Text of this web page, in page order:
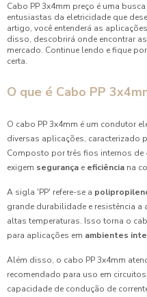
Cabo PP 3x4mm preço é uma
entusiastas da eletricidade que
artigo, você entenderá as
disso, descobrirá onde encontrar
mercado. Continue lendo e fique
certa.
O que é Cabo PP
O cabo PP 3x4mm é um condutor
diversas aplicações, caracterizado
Composto por três fios internos de
exigem segurança e eficiência na
A sigla 'PP' refere-se a
grande durabilidade e resistência a
altas temperaturas. Isso torna o
para aplicações em ambientes
Além disso, o cabo PP 3x4mm
recomendado para uso em
capacidade de condução de